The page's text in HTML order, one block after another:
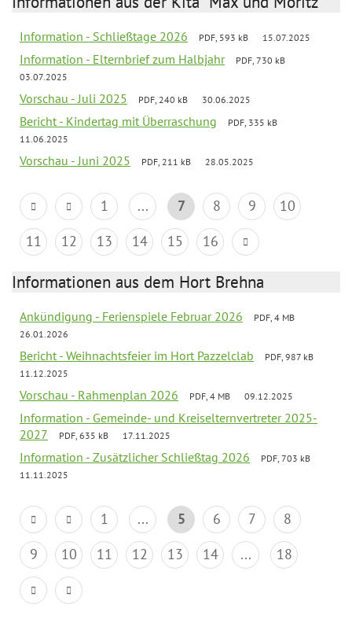
Information - Schließtage 2026 PDF, 593 kB 15.07.2025
Information - Elternbrief zum Halbjahr
PDF, 730 kB
03.07.2025
Vorschau - Juli 2025 PDF, 240 kB 30.06.2025
Bericht - Kindertag mit Überraschung
PDF, 335 kB
11.06.2025
Vorschau - Juni 2025 PDF, 211 kB 28.05.2025
1 ... 7 8 9
10
11
12 13 14 15 16
Informationen aus dem Hort Brehna
Ankündigung - Ferienspiele Februar 2026
PDF, 4 MB
26.01.2026
Bericht - Weihnachtsfeier im Hort Pazzelclab
PDF, 987 kB
11.12.2025
Vorschau - Rahmenplan 2026 PDF, 4 MB 09.12.2025
Information - Gemeinde- und Kreiselternvertreter 2025-
2027
PDF, 635 kB 17.11.2025
Information - Zusätzlicher Schließtag 2026
PDF, 703 kB
11.11.2025
1 ... 5 6 7
8
9
10 11 12 13 14 ... 18